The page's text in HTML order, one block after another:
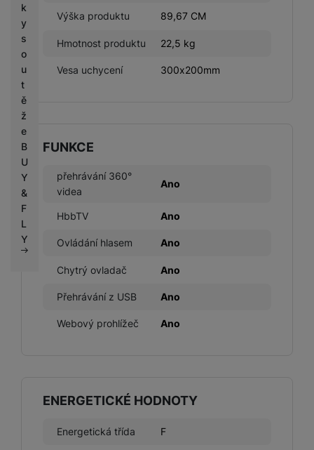
k
y
s
o
u
t
ě
ž
e
B
U
Y
&
F
L
Y
Výška produktu 89,67 CM
Hmotnost produktu 22,5 kg
Vesa uchycení 300x200mm
FUNKCE
přehrávání 360°
videa
Ano
HbbTV Ano
Ovládání hlasem Ano
Chytrý ovladač Ano
Přehrávání z USB Ano
Webový prohlížeč Ano
ENERGETICKÉ HODNOTY
Energetická třída F